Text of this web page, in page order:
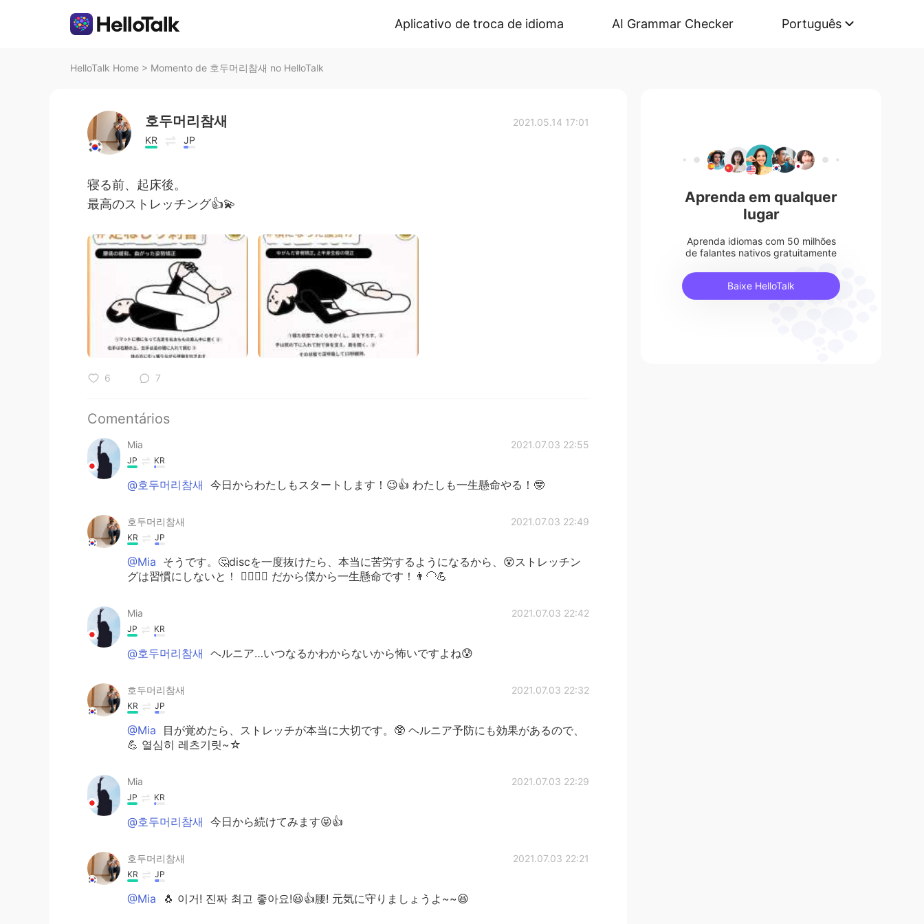
Aplicativo de troca de idioma AI Grammar Checker Português
HelloTalk Home > Momento de 호두머리참새 no HelloTalk
호두머리참새
KR JP
2021.05.14 17:01
寝る前、起床後。
最高のストレッチング👍💫
6 7
Comentários
Mia 2021.07.03 22:55
JP KR
@호두머리참새 今日からわたしもスタートします！😉👍 わたしも一生懸命やる！🤓
호두머리참새 2021.07.03 22:49
KR JP
@Mia そうです。🤔discを一度抜けたら、本当に苦労するようになるから、😵ストレッチン
グは習慣にしないと！ 🧘‍♂️🧘‍♀️ だから僕から一生懸命です！👨‍🦲💪
Mia 2021.07.03 22:42
JP KR
@호두머리참새 ヘルニア…いつなるかわからないから怖いですよね😰
호두머리참새 2021.07.03 22:32
KR JP
@Mia
目が覚めたら、ストレッチが本当に大切です。🥸 ヘルニア予防にも効果があるので、
💪 열심히 레츠기릿~☆
Mia 2021.07.03 22:29
JP KR
@호두머리참새 今日から続けてみます😝👍
호두머리참새 2021.07.03 22:21
KR JP
@Mia 🐧 이거! 진짜 최고 좋아요!😃👍腰! 元気に守りましょうよ~~😆
Aprenda em qualquer
lugar
Aprenda idiomas com 50 milhões
de falantes nativos gratuitamente
Baixe HelloTalk